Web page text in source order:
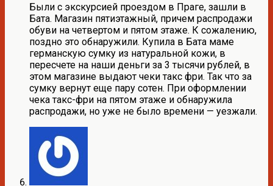
Были с экскурсией проездом в Праге, зашли в
Бата. Магазин пятиэтажный, причем распродажи
обуви на четвертом и пятом этаже. К сожалению,
поздно это обнаружили. Купила в Бата маме
германскую сумку из натуральной кожи, в
пересчете на наши деньги за 3 тысячи рублей, в
этом магазине выдают чеки такс фри. Так что за
сумку вернут еще пару сотен. При оформлении
чека такс-фри на пятом этаже и обнаружила
распродажи, но уже не было времени — уезжали.